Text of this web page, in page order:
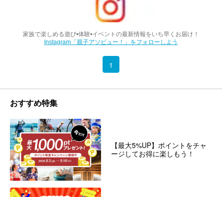
家族で楽しめる遊び•体験•イベントの最新情報をいち早くお届け！
Instagram「親子アソビュー！」をフォローしよう
1
おすすめ特集
【最大5%UP】ポイントをチャ
ージしてお得に楽しもう！